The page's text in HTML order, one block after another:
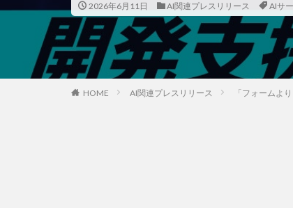
2026年6月11日 AI関連プレスリリース AIサ
HOME AI関連プレスリリース 「フォームよ